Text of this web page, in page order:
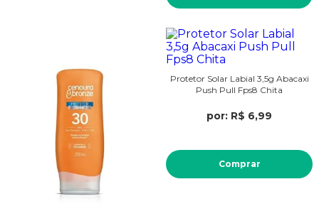
Protetor Solar Labial 3,5g Abacaxi
Push Pull Fps8 Chita
por: R$ 6,99
Comprar